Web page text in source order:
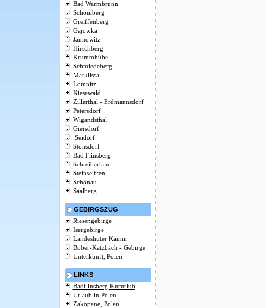
Bad Warmbrunn
Schömberg
Greiffenberg
Gajowka
Jannowitz
Hirschberg
Krummhübel
Schmiedeberg
Marklissa
Lomnitz
Kiesewald
Zillerthal - Erdmannsdorf
Petersdorf
Wigandsthal
Giersdorf
Seidorf
Stonsdorf
Bad Flinsberg
Schreiberhau
Steinseiffen
Schönau
Saalberg
GEBIRGSZUG
Riesengebirge
Isergebirge
Landeshuter Kamm
Bober-Katzbach - Gebirge
Unterkunft, Polen
LINKS
Badflinsberg,Kururlub
Urlaub in Polen
Zakopane, Polen